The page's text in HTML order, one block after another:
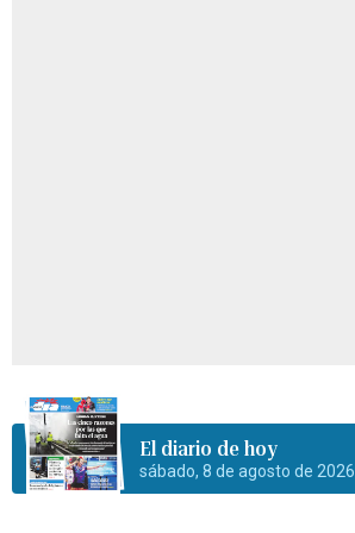
El diario de hoy
sábado, 8 de agosto de 2026